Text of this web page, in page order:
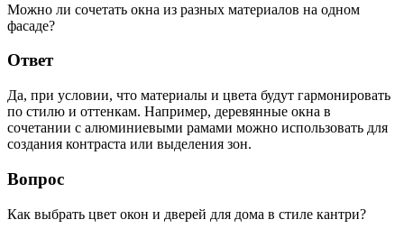
Можно ли сочетать окна из разных материалов на одном
фасаде?
Ответ
Да, при условии, что материалы и цвета будут гармонировать
по стилю и оттенкам. Например, деревянные окна в
сочетании с алюминиевыми рамами можно использовать для
создания контраста или выделения зон.
Вопрос
Как выбрать цвет окон и дверей для дома в стиле кантри?